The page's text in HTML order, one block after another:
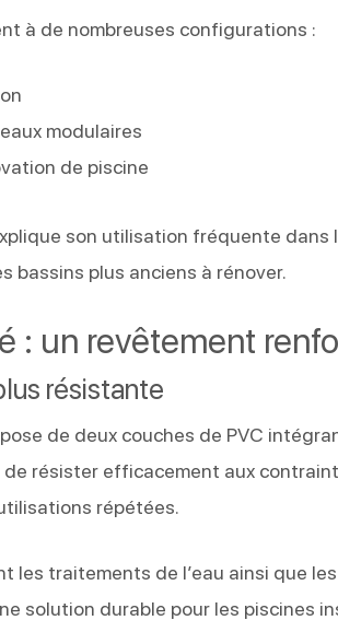
à de nombreuses configurations :
modulaires
de piscine
son utilisation fréquente dans
bassins plus anciens à rénover.
: un revêtement
résistante
de deux couches de PVC
résister efficacement aux
répétées.
les traitements de l’eau ainsi que
solution durable pour les piscines